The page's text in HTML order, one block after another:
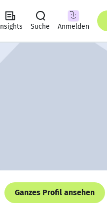
Suche Anmelden
Ganzes Profil ansehen